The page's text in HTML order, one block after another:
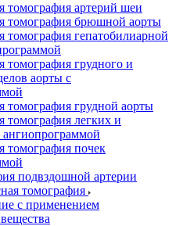
томография артерий шеи
томография брюшной аорты
томография гепатобилиарной
томография грудного и
аорты с
томография грудной аорты
томография легких и
ангиопрограммой
томография почек
подвздошной артерии
томография
с применением